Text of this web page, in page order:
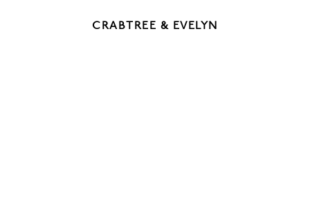
CRABTREE & EVELYN